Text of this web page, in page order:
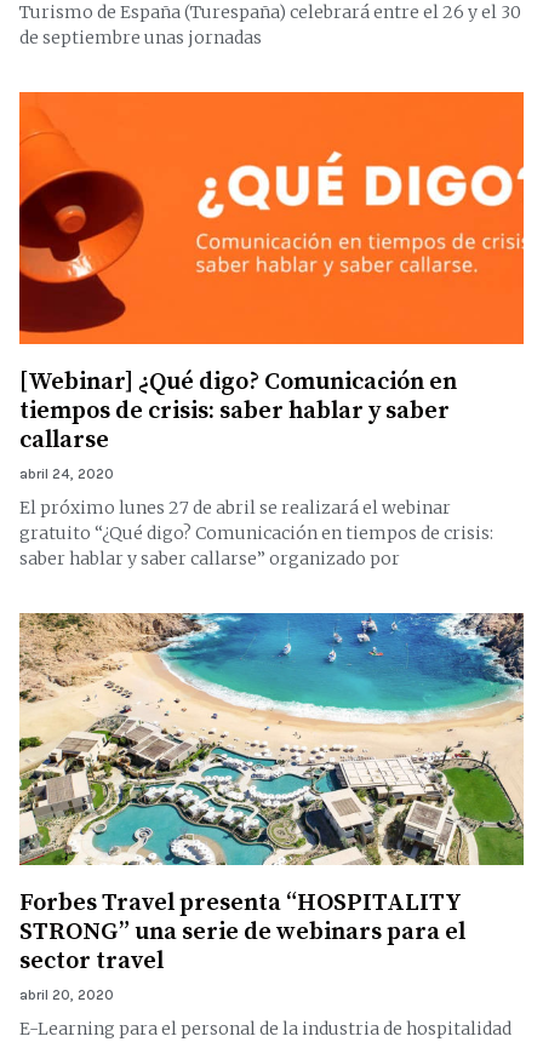
Turismo de España (Turespaña) celebrará entre el 26 y el 30
de septiembre unas jornadas
[Webinar] ¿Qué digo? Comunicación en
tiempos de crisis: saber hablar y saber
callarse
abril 24, 2020
El próximo lunes 27 de abril se realizará el webinar
gratuito “¿Qué digo? Comunicación en tiempos de crisis:
saber hablar y saber callarse” organizado por
Forbes Travel presenta “HOSPITALITY
STRONG” una serie de webinars para el
sector travel
abril 20, 2020
E-Learning para el personal de la industria de hospitalidad